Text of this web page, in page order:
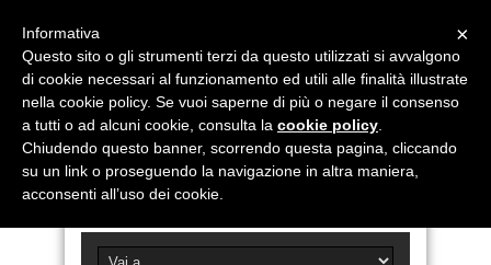
×
Informativa
Questo sito o gli strumenti terzi da questo utilizzati si avvalgono
di cookie necessari al funzionamento ed utili alle finalità illustrate
nella cookie policy. Se vuoi saperne di più o negare il consenso
a tutti o ad alcuni cookie, consulta la cookie policy
Chiudendo questo banner, scorrendo questa pagina, cliccando
su un link o proseguendo la navigazione in altra maniera,
acconsenti all’uso dei cookie.